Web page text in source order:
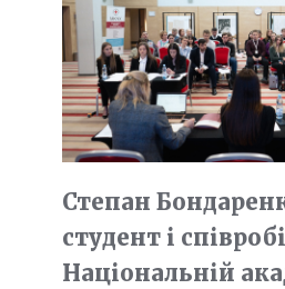
Степан
студент і
Національній